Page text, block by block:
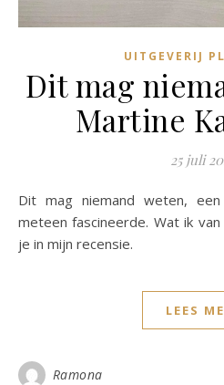
UITGEVERIJ
Dit mag
Martine
25 juli
Dit mag niemand weten, een cover met titel die me
meteen fascineerde. Wat ik
je in mijn recensie.
LEES
Ramona